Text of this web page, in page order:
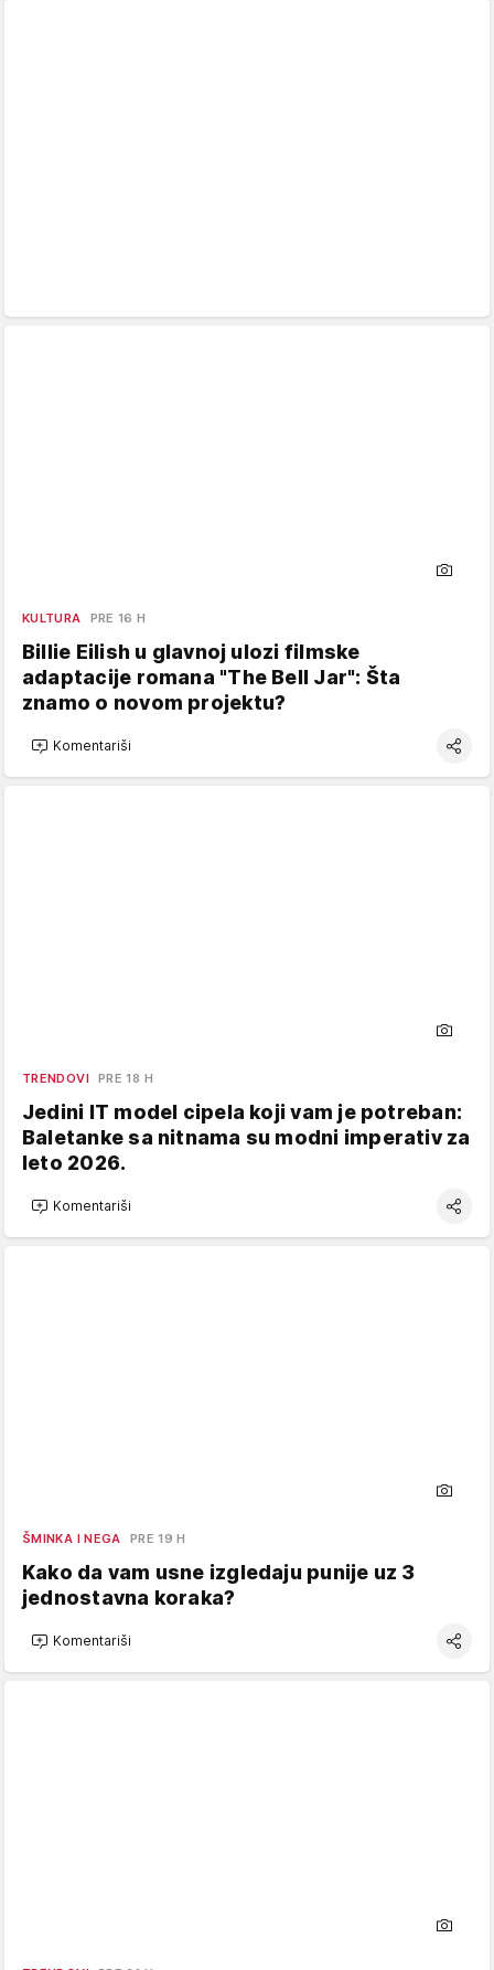
KULTURA PRE 16 H
Billie Eilish u glavnoj ulozi filmske
adaptacije romana "The Bell Jar": Šta
znamo o novom projektu?
Komentariši
TRENDOVI PRE 18 H
Jedini IT model cipela koji vam je potreban:
Baletanke sa nitnama su modni imperativ za
leto 2026.
Komentariši
ŠMINKA I NEGA PRE 19 H
Kako da vam usne izgledaju punije uz 3
jednostavna koraka?
Komentariši